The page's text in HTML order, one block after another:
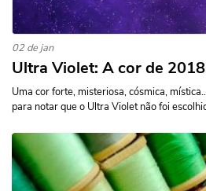
02 de jan
Ultra Violet: A cor de
Uma cor forte, misteriosa, cósmica,
para notar que o Ultra Violet não foi